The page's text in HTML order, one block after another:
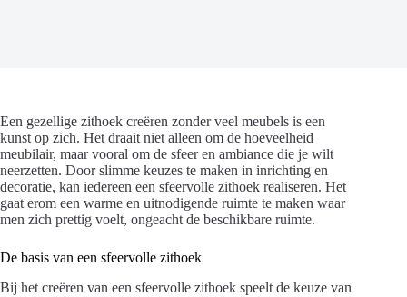
Een gezellige zithoek creëren zonder veel meubels is een
kunst op zich. Het draait niet alleen om de hoeveelheid
meubilair, maar vooral om de sfeer en ambiance die je wilt
neerzetten. Door slimme keuzes te maken in inrichting en
decoratie, kan iedereen een sfeervolle zithoek realiseren. Het
gaat erom een warme en uitnodigende ruimte te maken waar
men zich prettig voelt, ongeacht de beschikbare ruimte.
De basis van een sfeervolle zithoek
Bij het creëren van een sfeervolle zithoek speelt de keuze van